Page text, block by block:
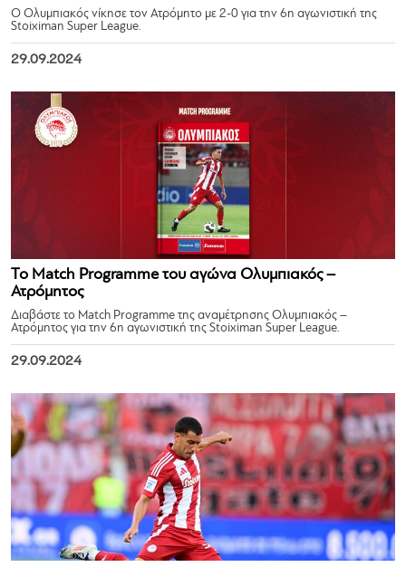
Ο Ολυμπιακός νίκησε τον Ατρόμητο με 2-0 για την 6η αγωνιστική της
Stoiximan Super League.
29.09.2024
Το Match Programme του αγώνα Ολυμπιακός –
Ατρόμητος
Διαβάστε το Match Programme της αναμέτρησης Ολυμπιακός –
Ατρόμητος για την 6η αγωνιστική της Stoiximan Super League.
29.09.2024